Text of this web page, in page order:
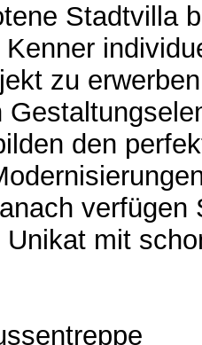
Stadtvilla
zu
den
verfügen
mit